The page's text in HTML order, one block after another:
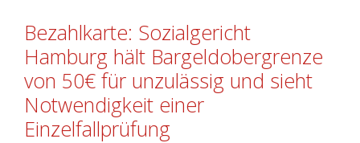
Bezahlkarte: Sozialgericht
Hamburg hält Bargeldobergrenze
von 50€ für unzulässig und sieht
Notwendigkeit einer
Einzelfallprüfung